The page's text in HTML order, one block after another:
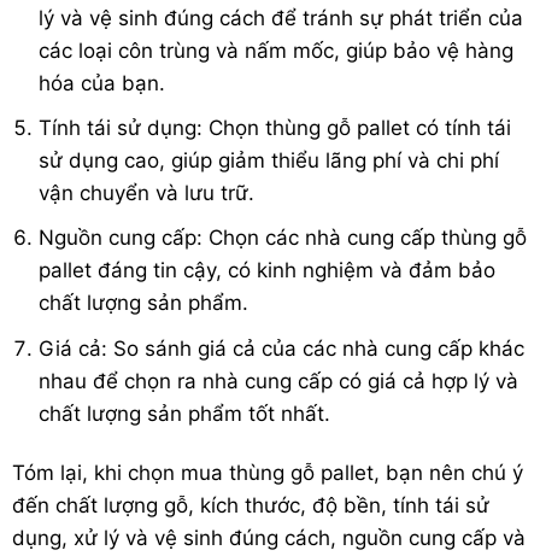
lý và vệ sinh đúng cách để tránh sự phát triển của
các loại côn trùng và nấm mốc, giúp bảo vệ hàng
hóa của bạn.
Tính tái sử dụng: Chọn thùng gỗ pallet có tính tái
sử dụng cao, giúp giảm thiểu lãng phí và chi phí
vận chuyển và lưu trữ.
Nguồn cung cấp: Chọn các nhà cung cấp thùng gỗ
pallet đáng tin cậy, có kinh nghiệm và đảm bảo
chất lượng sản phẩm.
Giá cả: So sánh giá cả của các nhà cung cấp khác
nhau để chọn ra nhà cung cấp có giá cả hợp lý và
chất lượng sản phẩm tốt nhất.
Tóm lại, khi chọn mua thùng gỗ pallet, bạn nên chú ý
đến chất lượng gỗ, kích thước, độ bền, tính tái sử
dụng, xử lý và vệ sinh đúng cách, nguồn cung cấp và